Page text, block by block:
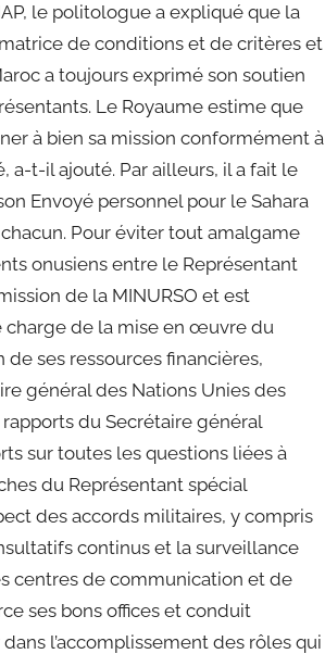
le politologue a expliqué que la
matrice de conditions et de critères et
a toujours exprimé son soutien
Le Royaume estime que
à bien sa mission conformément à
a-t-il ajouté. Par ailleurs, il a fait le
Envoyé personnel pour le Sahara
Pour éviter tout amalgame
onusiens entre le Représentant
de la MINURSO et est
charge de la mise en œuvre du
ses ressources financières,
général des Nations Unies des
du Secrétaire général
sur toutes les questions liées à
du Représentant spécial
des accords militaires, y compris
continus et la surveillance
centres de communication et de
ses bons offices et conduit
l’accomplissement des rôles qui